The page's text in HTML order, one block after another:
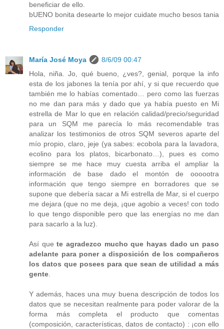
beneficiar de ello.
bUENO bonita desearte lo mejor cuidate mucho besos tania
Responder
María José Moya
8/6/09 00:47
Hola, niña. Jo, qué bueno, ¿ves?, genial, porque la info
esta de los jabones la tenía por ahí, y si que recuerdo que
también me lo habías comentado… pero como las fuerzas
no me dan para más y dado que ya había puesto en Mi
estrella de Mar lo que en relación calidad/precio/seguridad
para un SQM me parecía lo más recomendable tras
analizar los testimonios de otros SQM severos aparte del
mío propio, claro, jeje (ya sabes: ecobola para la lavadora,
ecolino para los platos, bicarbonato…), pues es como
siempre se me hace muy cuesta arriba el ampliar la
información de base dado el montón de oooootra
información que tengo siempre en borradores que se
supone que debería sacar a Mi estrella de Mar, si el cuerpo
me dejara (que no me deja, ¡que agobio a veces! con todo
lo que tengo disponible pero que las energías no me dan
para sacarlo a la luz).
Así quete agradezco mucho que hayas dado un paso
adelante para poner a disposición de los compañeros
los datos que posees para que sean de utilidad a más
gente.
Y además, haces una muy buena descripción de todos los
datos que se necesitan realmente para poder valorar de la
forma más completa el producto que comentas
(composición, características, datos de contacto) : ¡con ello